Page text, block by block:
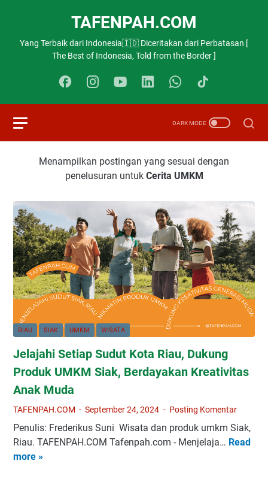
TAFENPAH.COM
Yang Terbaik dari Indonesia🇮🇩 Diceritakan dari Perbatasan [
The Best of Indonesia, Told from the Border ]
Menampilkan postingan yang sesuai dengan
penelusuran untuk Cerita UMKM
RIAU SIAK UMKM WISATA
Jelajahi Setiap Sudut Kota Riau, Dukung
Produk UMKM Siak, Berdayakan Kreativitas
Anak Muda
TAFENPAH.COM September 24, 2024 Posting Komentar
Penulis: Frederikus Suni Wisata dan produk umkm Siak,
Riau. TAFENPAH.COM Tafenpah.com - Menjelaja… Read
more »
J